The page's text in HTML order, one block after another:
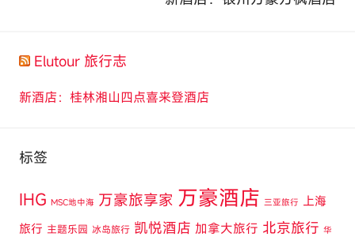
Elutour 旅行志
新酒店：桂林湘山四点喜来登酒店
标签
IHG MSC地中海 万豪旅享家 万豪酒店 三亚旅行 上海
旅行 主题乐园 冰岛旅行 凯悦酒店 加拿大旅行 北京旅行 华